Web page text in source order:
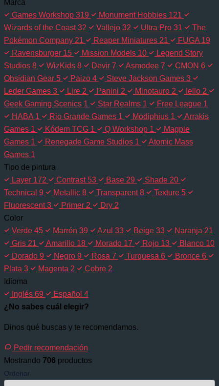
Marca
Games Workshop 319 Monument Hobbies 121
Wizards of the Coast 32 Vallejo 32 Ultra Pro 31
The
Pokémon Company 21 Reaper Miniatures 21 FUGA 19
Ravensburger 15 Mission Models 10
Legend Story
Studios 8 WizKids 8 Devir 7 Asmodee 7 CMON 6
Obsidian Gear 5 Paizo 4 Steve Jackson Games 3
Leder Games 3 Lire 2 Panini 2 Minotauro 2 Iello 2
Geek Gaming Scenics 1 Star Realms 1 Free League 1
HABA 1 Rio Grande Games 1 Modiphius 1
Arrakis
Games 1 Kódem TCG 1 Q Workshop 1
Magpie
Games 1 Renegade Game Studios 1
Atomic Mass
Games 1
Tipo de pintura
Layer 172 Contrast 53 Base 29 Shade 20
Technical 9 Metallic 8 Transparent 8 Texture 5
Fluorescent 3 Primer 2 Dry 2
Color
Verde 45 Marrón 39 Azul 33 Beige 33 Naranja 21
Gris 21 Amarillo 18 Morado 17 Rojo 13 Blanco 10
Dorado 9 Negro 9 Rosa 7 Turquesa 6 Bronce 6
Plata 3 Magenta 2 Cobre 2
Idioma
Inglés 69 Español 4
¿No sabes cuál elegir?
Dinos qué buscas y te recomendamos.
Pedir recomendación
Mostrando 706 productos
Ordenar